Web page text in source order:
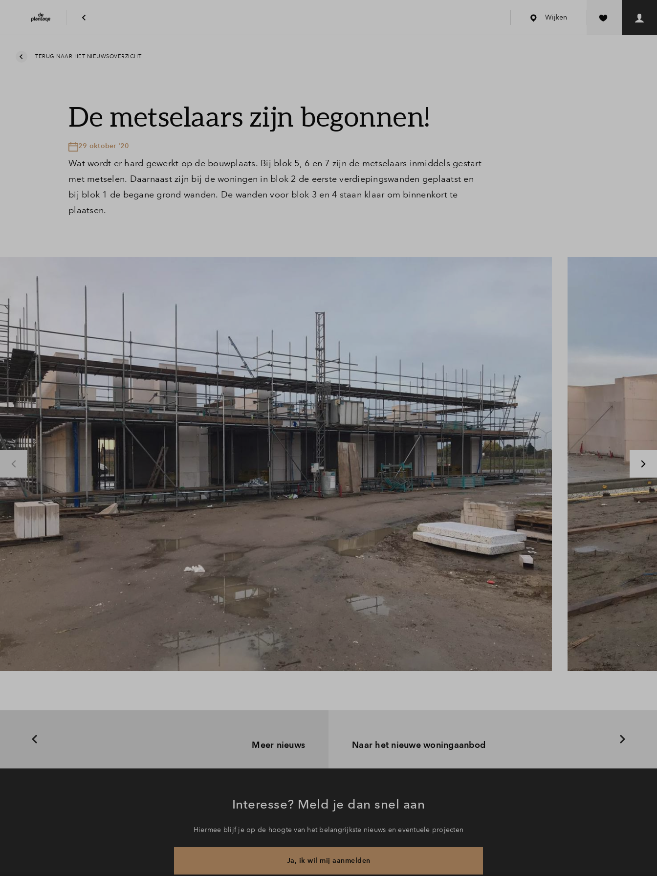
Wijken
TERUG NAAR HET NIEUWSOVERZICHT
De metselaars zijn begonnen!
29 oktober '20
Wat wordt er hard gewerkt op de bouwplaats. Bij blok 5, 6 en 7 zijn de metselaars inmiddels gestart
met metselen. Daarnaast zijn bij de woningen in blok 2 de eerste verdiepingswanden geplaatst en
bij blok 1 de begane grond wanden. De wanden voor blok 3 en 4 staan klaar om binnenkort te
plaatsen.
Meer nieuws Naar het nieuwe woningaanbod
Interesse? Meld je dan snel aan
Hiermee blijf je op de hoogte van het belangrijkste nieuws en eventuele projecten
Ja, ik wil mij aanmelden